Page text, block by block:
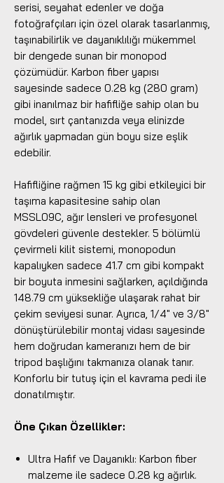
serisi, seyahat edenler ve doğa
fotoğrafçıları için özel olarak tasarlanmış,
taşınabilirlik ve dayanıklılığı mükemmel
bir dengede sunan bir monopod
çözümüdür. Karbon fiber yapısı
sayesinde sadece 0.28 kg (280 gram)
gibi inanılmaz bir hafifliğe sahip olan bu
model, sırt çantanızda veya elinizde
ağırlık yapmadan gün boyu size eşlik
edebilir.
Hafifliğine rağmen 15 kg gibi etkileyici bir
taşıma kapasitesine sahip olan
MSSL09C, ağır lensleri ve profesyonel
gövdeleri güvenle destekler. 5 bölümlü
çevirmeli kilit sistemi, monopodun
kapalıyken sadece 41.7 cm gibi kompakt
bir boyuta inmesini sağlarken, açıldığında
148.79 cm yüksekliğe ulaşarak rahat bir
çekim seviyesi sunar. Ayrıca, 1/4" ve 3/8"
dönüştürülebilir montaj vidası sayesinde
hem doğrudan kameranızı hem de bir
tripod başlığını takmanıza olanak tanır.
Konforlu bir tutuş için el kavrama pedi ile
donatılmıştır.
Öne Çıkan Özellikler:
Ultra Hafif ve Dayanıklı: Karbon fiber
malzeme ile sadece 0.28 kg ağırlık.